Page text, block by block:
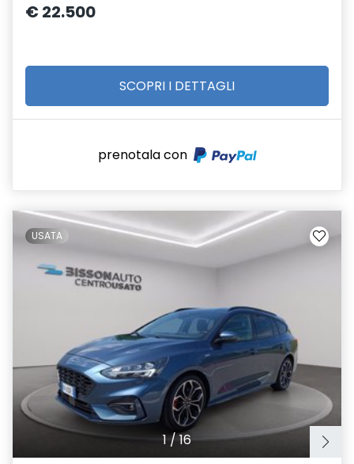
€ 22.500
SCOPRI I DETTAGLI
prenotala con
1/16
USATA